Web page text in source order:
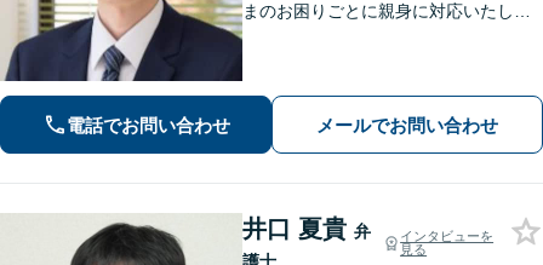
まのお困りごとに親身に対応いたしま
電話でお問い合わせ メールでお問い合わせ
井口 夏貴 弁
インタビューを
見る